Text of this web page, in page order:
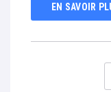
EN SAVOIR